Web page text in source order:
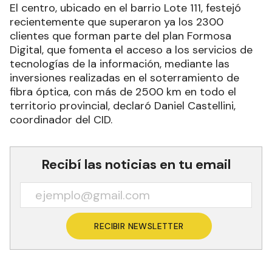
El centro, ubicado en el barrio Lote 111, festejó
recientemente que superaron ya los 2300
clientes que forman parte del plan Formosa
Digital, que fomenta el acceso a los servicios de
tecnologías de la información, mediante las
inversiones realizadas en el soterramiento de
fibra óptica, con más de 2500 km en todo el
territorio provincial, declaró Daniel Castellini,
coordinador del CID.
Recibí las noticias en tu email
RECIBIR NEWSLETTER